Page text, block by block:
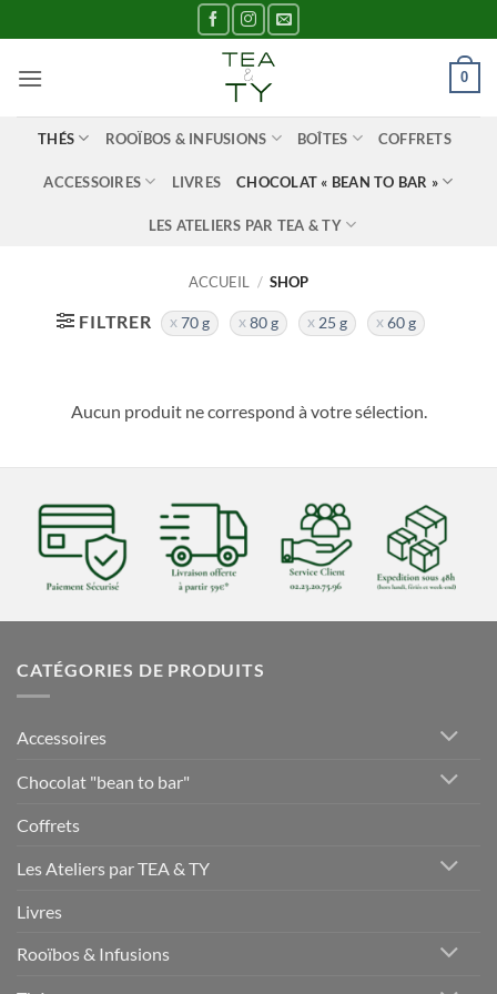
au
contenu
0
THÉS ROOÏBOS & INFUSIONS BOÎTES COFFRETS
ACCESSOIRES LIVRES CHOCOLAT « BEAN TO BAR »
LES ATELIERS PAR TEA & TY
ACCUEIL / SHOP
FILTRER 70 g 80 g 25 g 60 g
Aucun produit ne correspond à votre sélection.
CATÉGORIES DE PRODUITS
Accessoires
Chocolat "bean to bar"
Coffrets
Les Ateliers par TEA & TY
Livres
Rooïbos & Infusions